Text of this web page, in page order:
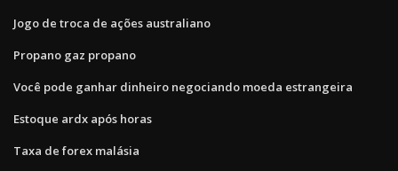
Jogo de troca de ações australiano
Propano gaz propano
Você pode ganhar dinheiro negociando moeda estrangeira
Estoque ardx após horas
Taxa de forex malásia